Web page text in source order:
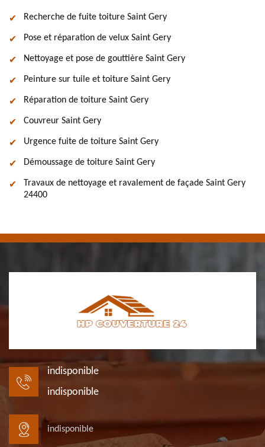
Recherche de fuite toiture Saint Gery
Pose et réparation de velux Saint Gery
Nettoyage et pose de gouttière Saint Gery
Peinture sur tuile et toiture Saint Gery
Réparation de toiture Saint Gery
Couvreur Saint Gery
Urgence fuite de toiture Saint Gery
Démoussage de toiture Saint Gery
Travaux de nettoyage et ravalement de façade Saint Gery
24400
indisponible
indisponible
indisponible